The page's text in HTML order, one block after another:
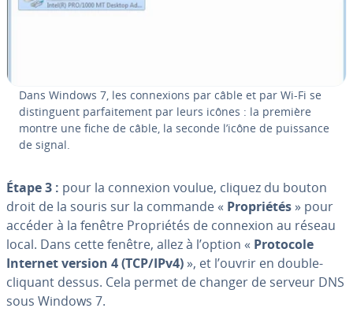
Dans Windows 7, les con­nexions par câble et par Wi-Fi se
dis­tin­guent par­fai­te­ment par leurs icônes : la première
montre une fiche de câble, la seconde l’icône de puissance
de signal.
Étape 3 : pour la connexion voulue, cliquez du bouton
droit de la souris sur la commande « Pro­prié­tés » pour
accéder à la fenêtre Pro­prié­tés de connexion au réseau
local. Dans cette fenêtre, allez à l’option « Protocole
Internet version 4 (TCP/IPv4) », et l’ouvrir en double-
cliquant dessus. Cela permet de changer de serveur DNS
sous Windows 7.